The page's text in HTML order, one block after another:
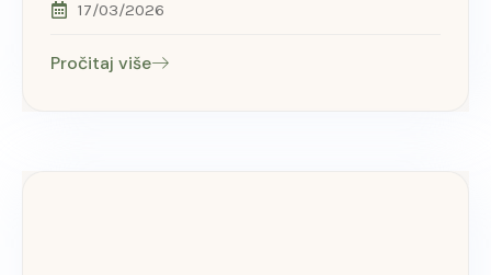
17/03/2026
Pročitaj više